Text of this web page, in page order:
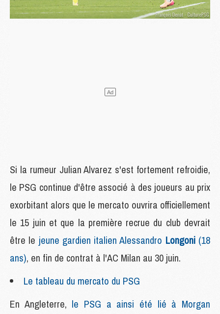
Si la rumeur Julian Alvarez s'est fortement refroidie,
le PSG continue d'être associé à des joueurs au prix
exorbitant alors que le mercato ouvrira officiellement
le 15 juin et que la première recrue du club devrait
être le jeune gardien italien Alessandro Longoni (18
ans), en fin de contrat à l'AC Milan au 30 juin.
Le tableau du mercato du PSG
En Angleterre, le PSG a ainsi été lié à Morgan